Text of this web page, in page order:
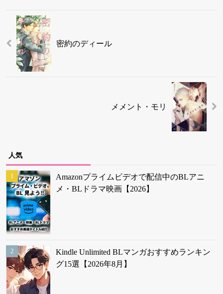
密約のディール
メメント・モリ
人気
Amazonプライムビデオで配信中のBLアニ
メ・BLドラマ映画【2026】
Kindle Unlimited BLマンガおすすめランキン
グ15選【2026年8月】